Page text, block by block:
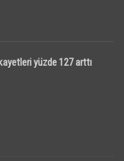
yüzde 127 arttı